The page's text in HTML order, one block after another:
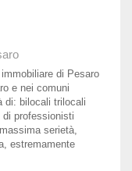
di Pesaro
e nei comuni
di: bilocali trilocali
professionisti
serietà,
estremamente